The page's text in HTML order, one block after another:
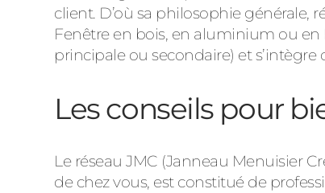
client. D’où sa philosophie générale,
Fenêtre en bois, en aluminium ou en
principale ou secondaire) et
Les conseils pour
Le réseau JMC (Janneau Menuisier
de chez vous, est constitué de